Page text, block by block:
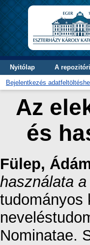
Nyitólap A
Bejelentkezés
Az
és
Fülep,
használata
tudományos
Nominatae.